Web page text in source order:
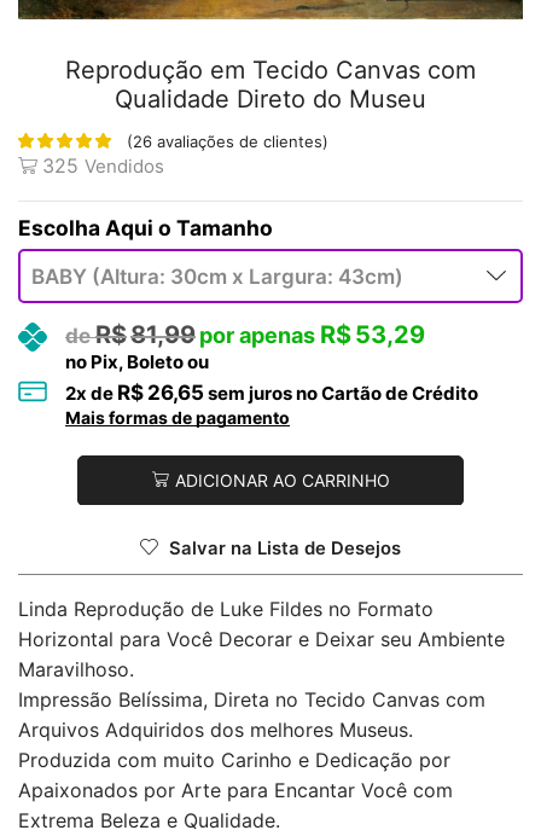
Reprodução em Tecido Canvas com
Qualidade Direto do Museu
(26 avaliações de clientes)
325 Vendidos
Tamanho
R$81,99 R$53,29
no Pix, Boleto ou
2x de R$ 26,65 sem juros no Cartão de Crédito
Mais formas de pagamento
ADICIONAR AO CARRINHO
Salvar na Lista de Desejos
Linda Reprodução de Luke Fildes no Formato
Horizontal para Você Decorar e Deixar seu Ambiente
Maravilhoso.
Impressão Belíssima, Direta no Tecido Canvas com
Arquivos Adquiridos dos melhores Museus.
Produzida com muito Carinho e Dedicação por
Apaixonados por Arte para Encantar Você com
Extrema Beleza e Qualidade.